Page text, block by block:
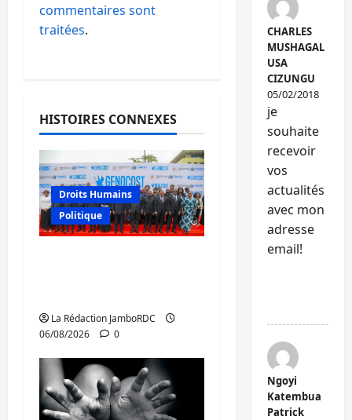
commentaires sont
traitées.
HISTOIRES CONNEXES
Droits Humains
Politique
La Rédaction JamboRDC
06/08/2026
0
CHARLES
MUSHAGAL
USA
CIZUNGU
05/02/2018
je
souhaite
recevoir
vos
actualités
avec mon
adresse
email!
Ngoyi
Katembua
Patrick